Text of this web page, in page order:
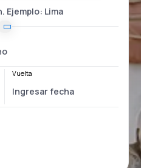
Vuelta